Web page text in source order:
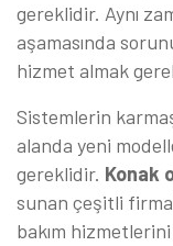
gereklidir. Aynı
aşamasında
hizmet almak
Sistemlerin
alanda yeni
gereklidir. Konak
sunan çeşitli
bakım